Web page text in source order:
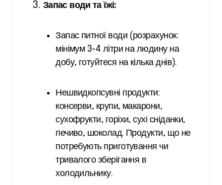
Запас води та їжі:
Запас питної води (розрахунок:
мінімум 3-4 літри на людину на
добу, готуйтеся на кілька днів).
Нешвидкопсувні продукти:
консерви, крупи, макарони,
сухофрукти, горіхи, сухі сніданки,
печиво, шоколад. Продукти, що не
потребують приготування чи
тривалого зберігання в
холодильнику.